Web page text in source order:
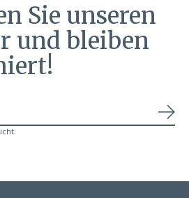
Sie unseren
und bleiben